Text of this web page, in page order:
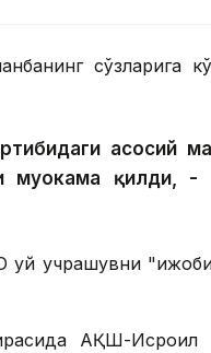
сўзларига
асосий
муҳокама қилди,
уй учрашувни
АҚШ-Исроил